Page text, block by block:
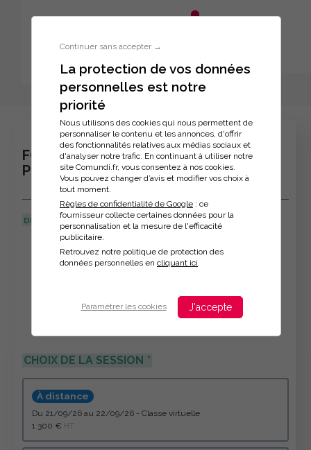
Continuer sans accepter →
La protection de vos données
personnelles est notre
priorité
Nous utilisons des cookies qui nous permettent de
personnaliser le contenu et les annonces, d'offrir
des fonctionnalités relatives aux médias sociaux et
d'analyser notre trafic. En continuant à utiliser notre
site Comundi.fr, vous consentez à nos cookies.
Vous pouvez changer d’avis et modifier vos choix à
tout moment.
Règles de confidentialité de Google : ce
fournisseur collecte certaines données pour la
personnalisation et la mesure de l'efficacité
publicitaire.
Retrouvez notre politique de protection des
données personnelles en cliquant ici
Paramétrer les cookies J'accepte
Inscription à la formation
FORMATION : APPRENDRE À LÂCHER
PRISE
DERNIÈRE MISE À JOUR :08/04/2026
Veuillez décrire votre situation
CHOIX DE LA SESSION
À distance
du 21/09/26 au 22/09/26 - Classe virtuelle
1 300 € HT